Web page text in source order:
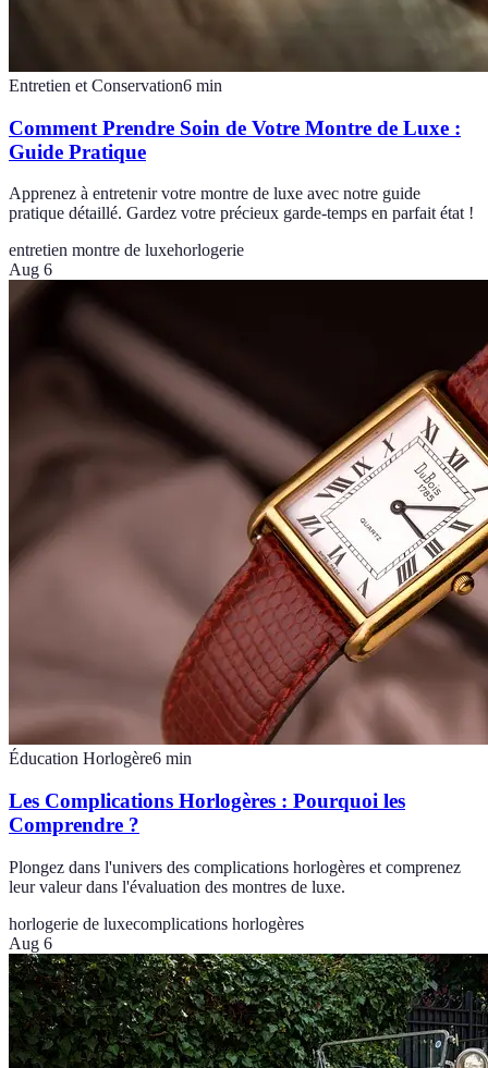
Entretien et Conservation6 min
Comment Prendre Soin de Votre Montre de Luxe :
Guide Pratique
Apprenez à entretenir votre montre de luxe avec notre guide
pratique détaillé. Gardez votre précieux garde-temps en parfait état !
entretien montre de luxehorlogerie
Aug 6
Éducation Horlogère6 min
Les Complications Horlogères : Pourquoi les
Comprendre ?
Plongez dans l'univers des complications horlogères et comprenez
leur valeur dans l'évaluation des montres de luxe.
horlogerie de luxecomplications horlogères
Aug 6